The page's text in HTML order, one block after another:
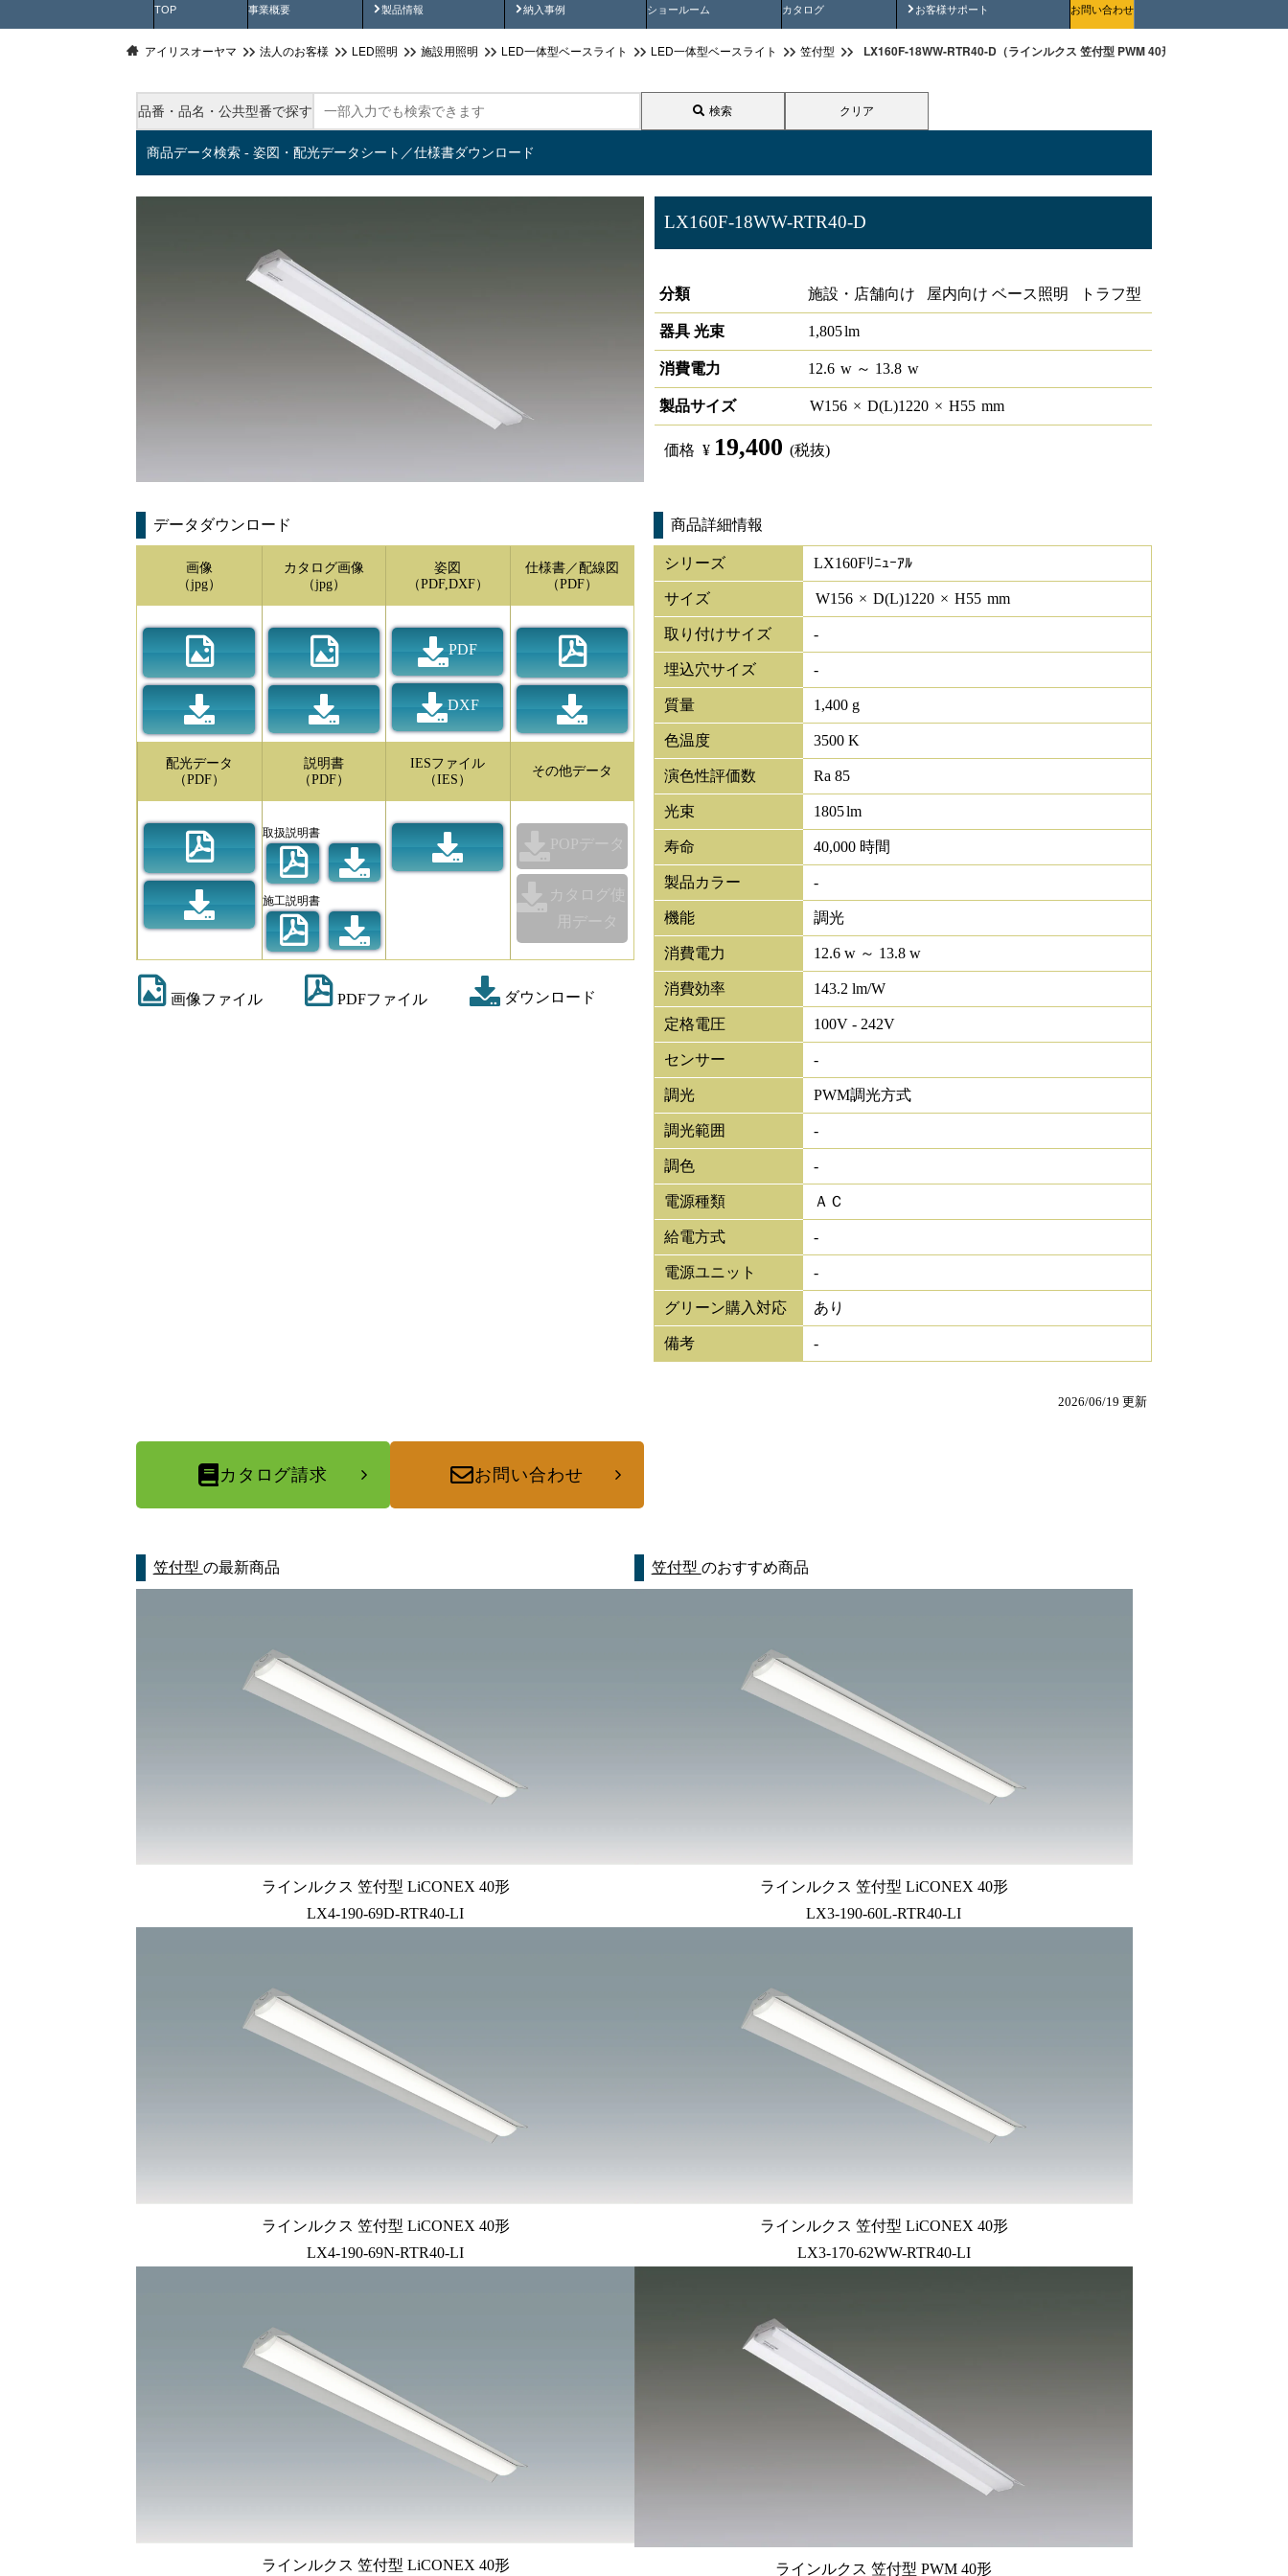
TOP 事業概要 製品情報
製品動画 納入事例
納入事例動画 ショールーム カタログ お客様サポート
安全にご使用いただくためにお問い合わせ
アイリスオーヤマ 法人のお客様 LED照明 施設用照明 LED一体型ベースライト LED一体型ベースライト 笠付型 LX160F-18WW-RTR40-D（ラインルクス 笠付型 PWM 40形 ）
品番・品名・公共型番で探す 検索 クリア
商品データ検索 - 姿図・配光データシート／仕様書ダウンロード
LX160F-18WW-RTR40-D
分類
施設・店舗向け 屋内向け ベース照明 トラフ型
器具 光束 1,805lm
消費電力 12.6 w ～ 13.8 w
製品サイズ W156 × D(L)1220 × H55 mm
価格 ¥ 19,400 (税抜)
データダウンロード
画像
（jpg）
カタログ画像
（jpg）
姿図
（PDF,DXF）
PDF
DXF
仕様書／配線図
（PDF）
配光データ
（PDF）
説明書
（PDF）
取扱説明書
施工説明書
IESファイル
（IES）
その他データ
POPデータ
カタログ使
用データ
画像ファイル PDFファイル ダウンロード
商品詳細情報
シリーズ LX160Fﾘﾆｭｰｱﾙ
サイズ W156 × D(L)1220 × H55 mm
取り付けサイズ -
埋込穴サイズ -
質量 1,400 g
色温度 3500 K
演色性評価数 Ra 85
光束 1805lm
寿命 40,000 時間
製品カラー -
機能 調光
消費電力 12.6 w ～ 13.8 w
消費効率 143.2 lm/W
定格電圧 100V - 242V
センサー -
調光 PWM調光方式
調光範囲 -
調色 -
電源種類 ＡＣ
給電方式 -
電源ユニット -
グリーン購入対応 あり
備考 -
2026/06/19 更新
カタログ請求 お問い合わせ
笠付型 の最新商品
ラインルクス 笠付型 LiCONEX 40形
LX4-190-69D-RTR40-LI
ラインルクス 笠付型 LiCONEX 40形
LX4-190-69N-RTR40-LI
ラインルクス 笠付型 LiCONEX 40形
笠付型 のおすすめ商品
ラインルクス 笠付型 LiCONEX 40形
LX3-190-60L-RTR40-LI
ラインルクス 笠付型 LiCONEX 40形
LX3-170-62WW-RTR40-LI
ラインルクス 笠付型 PWM 40形